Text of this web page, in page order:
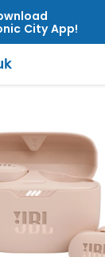
City App!